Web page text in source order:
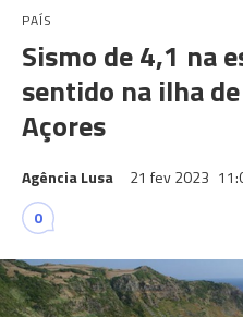
PAÍS
Sismo de 4,1 na
sentido na ilha
Açores
Agência Lusa 21 fev 2023
0